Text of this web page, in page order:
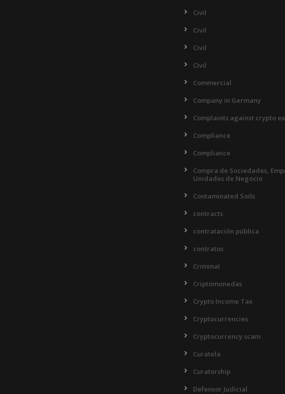
Civil
Civil
Civil
Civil
Commercial
Company in Germany
Complaints against crypto
Compliance
Compliance
Compra de Sociedades,
Unidades de Negocio
Contaminated Soils
contracts
contratación pública
contratos
Criminal
Criptomonedas
Crypto Income Tax
Cryptocurrencies
Cryptocurrency scam
Curatela
Curatorship
Defensor Judicial